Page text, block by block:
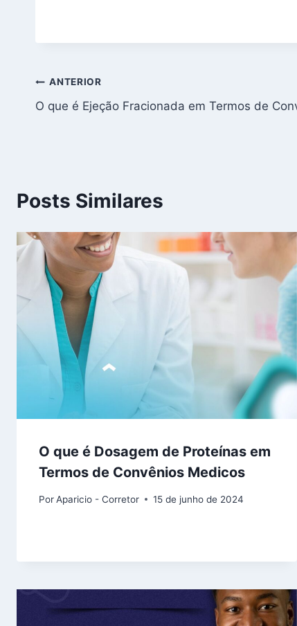
Navegação
de
ANTERIOR
O que é Ejeção Fracionada em Termos de
Posts Similares
O que é Dosagem de Proteínas em
Termos de Convênios Medicos
PorAparicio - Corretor 15 de junho de 2024